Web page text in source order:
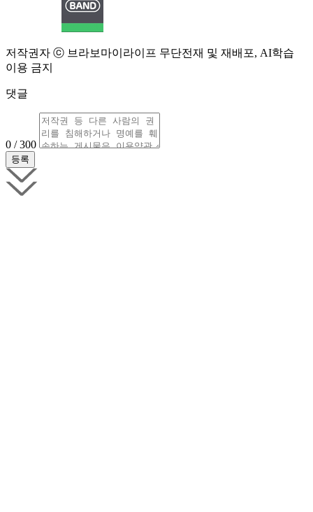
저작권자 ⓒ 브라보마이라이프 무단전재 및 재배포, AI학습
이용 금지
댓글
0 / 300